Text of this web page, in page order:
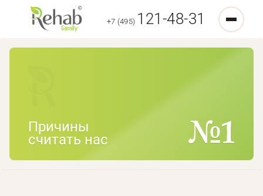
+7 (495) 121-48-31
Причины
считать нас